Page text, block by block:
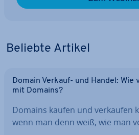
Beliebte Artikel
Domain Verkauf- und Handel: Wie
mit Domains?
Domains kaufen und verkaufen
wenn man denn weiß, wie man